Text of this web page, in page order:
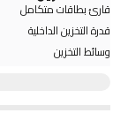
قارئ بطاقات متكامل
قدرة التخزين الداخلية
وسائط التخزين